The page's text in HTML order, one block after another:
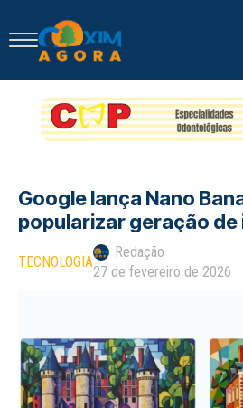
Google lança Nano
popularizar geração de
TECNOLOGIA
Redação
27 de fevereiro de 2026